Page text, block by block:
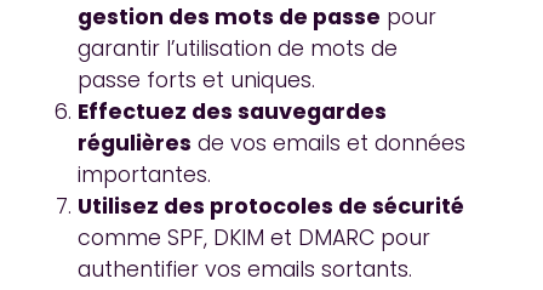
gestion des mots de passe pour
garantir l’utilisation de mots de
passe forts et uniques.
Effectuez des sauvegardes
régulières de vos emails et données
importantes.
Utilisez des protocoles de sécurité
comme SPF, DKIM et DMARC pour
authentifier vos emails sortants.